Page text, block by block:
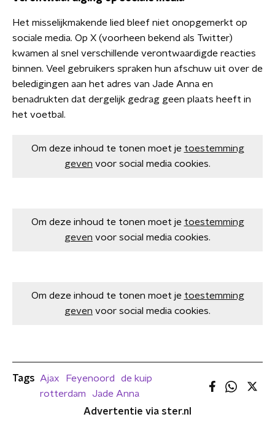
Het misselijkmakende lied bleef niet onopgemerkt op
sociale media. Op X (voorheen bekend als Twitter)
kwamen al snel verschillende verontwaardigde reacties
binnen. Veel gebruikers spraken hun afschuw uit over de
beledigingen aan het adres van Jade Anna en
benadrukten dat dergelijk gedrag geen plaats heeft in
het voetbal.
Om deze inhoud te tonen moet je toestemming
geven voor social media cookies.
Om deze inhoud te tonen moet je toestemming
geven voor social media cookies.
Om deze inhoud te tonen moet je toestemming
geven voor social media cookies.
Tags Ajax Feyenoord
de kuip
rotterdam
Jade Anna
Advertentie via ster.nl